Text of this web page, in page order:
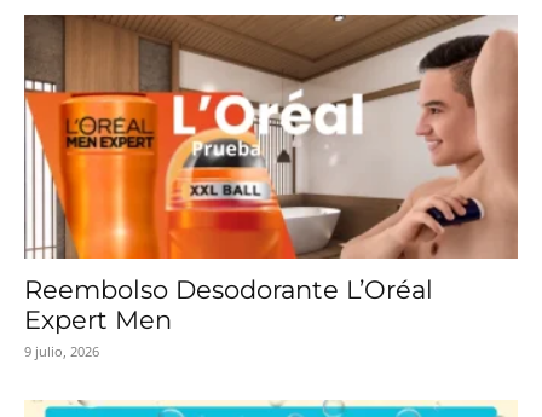
Reembolso Desodorante L’Oréal
Expert Men
9 julio, 2026